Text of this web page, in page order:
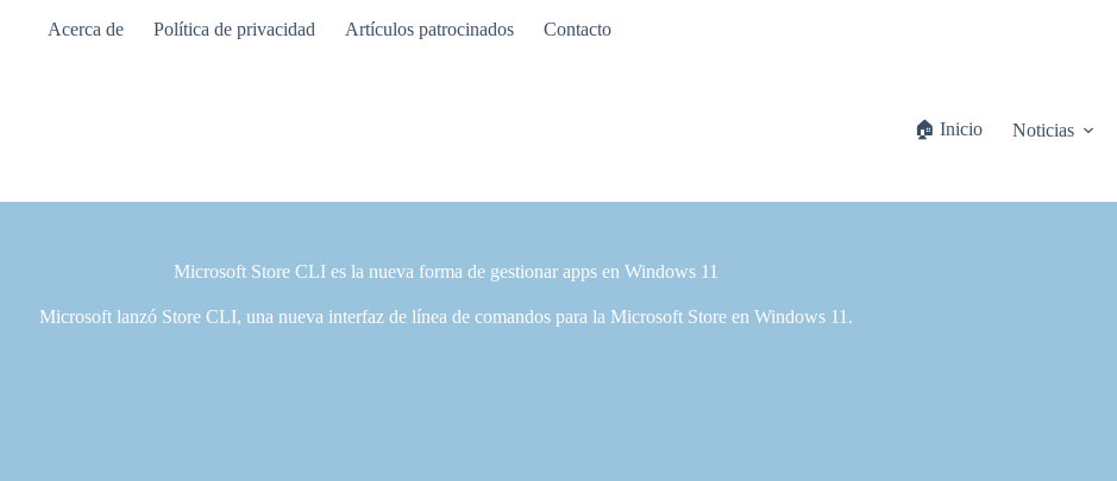
Acerca de Política de privacidad Artículos patrocinados Contacto
🏠 Inicio Noticias
Microsoft Store CLI es la nueva forma de gestionar apps en Windows 11
Microsoft lanzó Store CLI, una nueva interfaz de línea de comandos para la Microsoft Store en Windows 11.